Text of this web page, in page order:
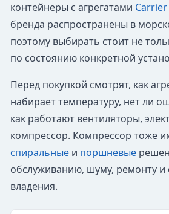
контейнеры с агрегатами Carrier
бренда распространены в
поэтому выбирать стоит не
по состоянию конкретной
Перед покупкой смотрят, как
набирает температуру, нет ли
как работают вентиляторы,
компрессор. Компрессор тоже
спиральныеи поршневые
обслуживанию, шуму, ремонту и
владения.